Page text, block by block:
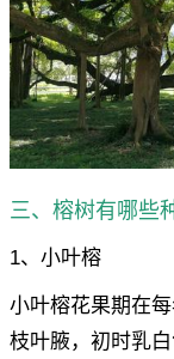
三、榕树有哪些
1、小叶榕
小叶榕花果期在
枝叶腋，初时乳